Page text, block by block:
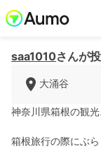
saa1010さんが
大涌谷
神奈川県箱根の観
箱根旅行の際にぶら